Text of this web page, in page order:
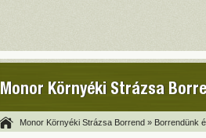
Monor Környéki Strázsa
Monor Környéki Strázsa Borrend » Borrendünk